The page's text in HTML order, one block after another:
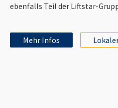
ebenfalls Teil der Liftstar-
Mehr Infos